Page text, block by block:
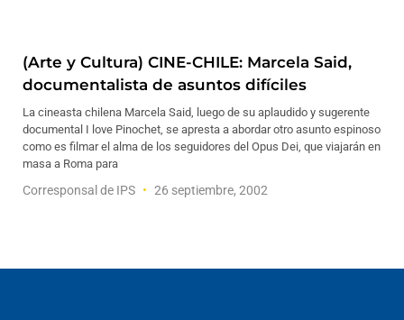
(Arte y Cultura) CINE-CHILE: Marcela Said,
documentalista de asuntos difíciles
La cineasta chilena Marcela Said, luego de su aplaudido y sugerente
documental I love Pinochet, se apresta a abordar otro asunto espinoso
como es filmar el alma de los seguidores del Opus Dei, que viajarán en
masa a Roma para
Corresponsal de IPS 26 septiembre, 2002